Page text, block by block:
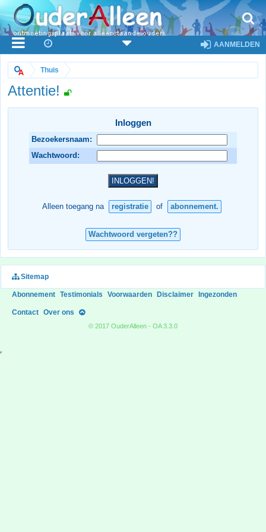
AANMELDEN
Thuis
Attentie!
Inloggen
Bezoekersnaam:
Wachtwoord:
Alleen toegang na registratie of abonnement.
Wachtwoord vergeten??
Sitemap
Abonnement Testimonials Voorwaarden Disclaimer Ingezonden
Contact Over ons
© 2017 OuderAlleen - OA 3.3.0